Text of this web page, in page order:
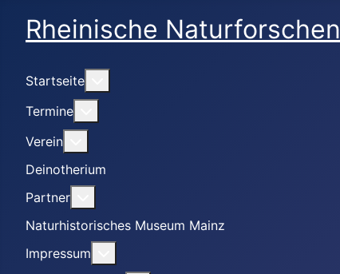
Rheinische
Startseite
Termine
Verein
Deinotherium
Partner
Naturhistorisches Museum Mainz
Impressum